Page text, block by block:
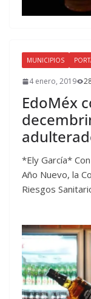
MUNICIPIOS
4 enero, 2019
EdoMéx
*Ely García*
Año Nuevo, la
Riesgos